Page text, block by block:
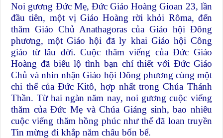
Noi gương Đức Mẹ, Đức Giáo Hoàng Gioan 23, lần
đầu tiên, một vị Giáo Hoàng rời khỏi Rôma, đến
thăm Giáo Chủ Anathagoras của Giáo hội Đông
phương, một Giáo hội đã ly khai Giáo hội Công
giáo từ lâu đời. Cuộc thăm viếng của Đức Giáo
Hoàng đã biểu lộ tình bạn chí thiết với Đức Giáo
Chủ và nhìn nhận Giáo hội Đông phương cùng một
chi thể của Đức Kitô, hợp nhất trong Chúa Thánh
Thần. Từ hai ngàn năm nay, noi gương cuộc viếng
thăm của Đức Mẹ và Chúa Giáng sinh, bao nhiêu
cuộc viếng thăm hồng phúc như thế đã loan truyền
Tin mừng đi khắp năm châu bốn bể.